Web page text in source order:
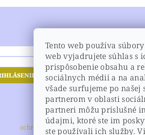
súhlasíte spodmienkami ochrany
Vložením e-mailu
podmienkami ochrany
údajov
ochrana osobných údajov | Hodnotenie
Tento web používa
web vyjadrujete súhlas s
prispôsobenie obsahu a
sociálnych médií a na
všade surfujeme po
partnerom v oblasti
partneri môžu príslušné
údajmi, ktoré ste im
ste používali ich služby.